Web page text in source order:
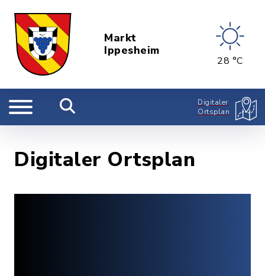
Markt
Ippesheim
28 °C
Digitaler
Ortsplan
Digitaler Ortsplan